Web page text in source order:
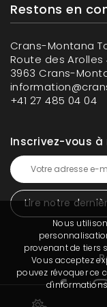
Restons en
Crans-Montana
Route des Arolles
3963 Crans-
+41 27 485 04 04
Inscrivez-vous
Lire notre
Nous
provenant de tiers
Vous acceptez
pouvez révoquer ce